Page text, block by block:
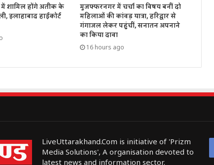
शामिल होंगे अतीक के
इलाहाबाद हाईकोर्ट
मुजफ्फरनगर में चर्चा का विषय बनीं दो
महिलाओं की कांवड़ यात्रा, हरिद्वार से
गंगाजल लेकर पहुंचीं, सनातन अपनाने
का किया दावा
16 hours ago
LiveUttarakhand.Com is initiative of 'Prizm
Media Solutions', A organisation devoted to
latest news and information sector.